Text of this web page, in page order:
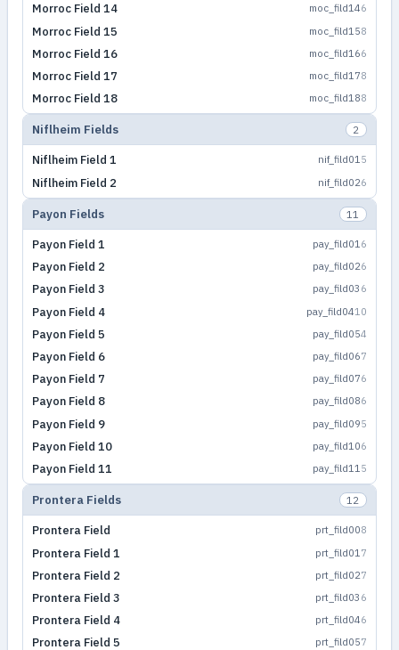
Morroc Field 14 moc_fild146
Morroc Field 15 moc_fild158
Morroc Field 16 moc_fild166
Morroc Field 17 moc_fild178
Morroc Field 18 moc_fild188
Niflheim Fields 2
Niflheim Field 1 nif_fild015
Niflheim Field 2 nif_fild026
Payon Fields 11
Payon Field 1 pay_fild016
Payon Field 2 pay_fild026
Payon Field 3 pay_fild03 6
Payon Field 4 pay_fild0410
Payon Field 5 pay_fild054
Payon Field 6 pay_fild067
Payon Field 7 pay_fild076
Payon Field 8 pay_fild086
Payon Field 9 pay_fild095
Payon Field 10 pay_fild106
Payon Field 11 pay_fild115
Prontera Fields 12
Prontera Field prt_fild008
Prontera Field 1 prt_fild01 7
Prontera Field 2 prt_fild027
Prontera Field 3 prt_fild03 6
Prontera Field 4 prt_fild046
Prontera Field 5 prt_fild057